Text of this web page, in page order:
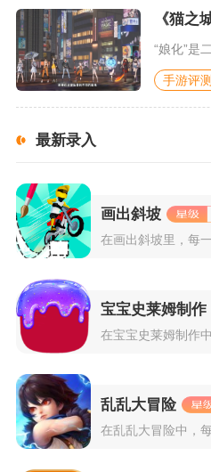
手游评测
最新录入
画出斜坡
宝宝史莱姆制作
乱乱大冒险